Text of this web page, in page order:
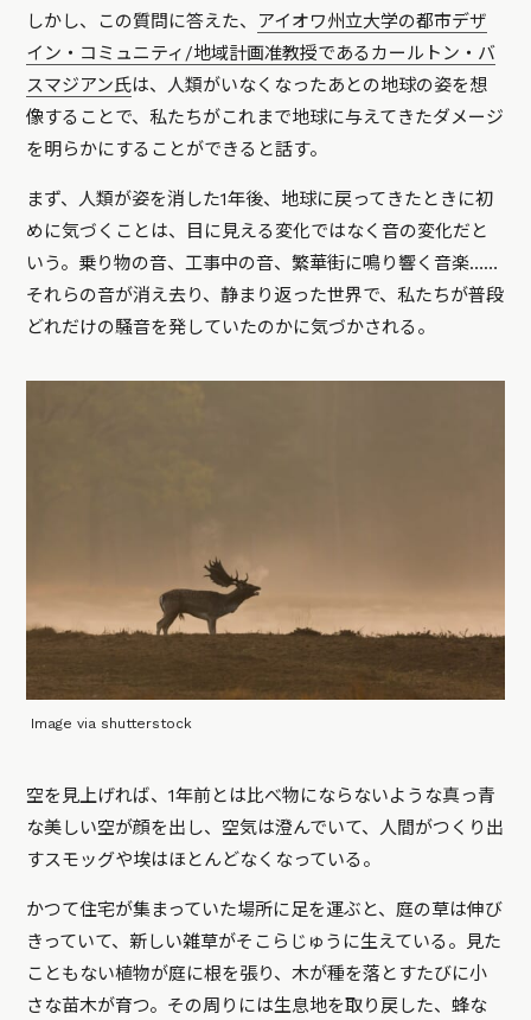
しかし、この質問に答えた、 アイオワ州立大学の都市デザ
イン・コミュニティ/地域計画准教授であるカールトン・バ
スマジアン氏は、人類がいなくなったあとの地球の姿を想
像することで、私たちがこれまで地球に与えてきたダメージ
を明らかにすることができると話す。
まず、人類が姿を消した1年後、地球に戻ってきたときに初
めに気づくことは、目に見える変化ではなく音の変化だと
いう。乗り物の音、工事中の音、繁華街に鳴り響く音楽……
それらの音が消え去り、静まり返った世界で、私たちが普段
どれだけの騒音を発していたのかに気づかされる。
Image via shutterstock
空を見上げれば、1年前とは比べ物にならないような真っ青
な美しい空が顔を出し、空気は澄んでいて、人間がつくり出
すスモッグや埃はほとんどなくなっている。
かつて住宅が集まっていた場所に足を運ぶと、庭の草は伸び
きっていて、新しい雑草がそこらじゅうに生えている。見た
こともない植物が庭に根を張り、木が種を落とすたびに小
さな苗木が育つ。その周りには生息地を取り戻した、蜂な